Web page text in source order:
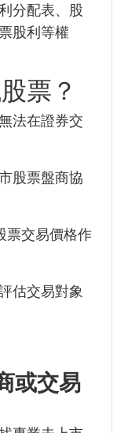
分配表、股
股利等權
票？
法在證券交
股票盤商協
票交易價格作
估交易對象
或交易